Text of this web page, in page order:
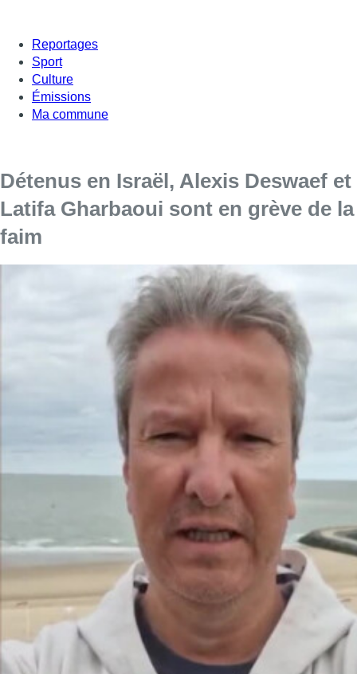
Reportages
Sport
Culture
Émissions
Ma commune
Détenus en Israël, Alexis Deswaef et
Latifa Gharbaoui sont en grève de la
faim